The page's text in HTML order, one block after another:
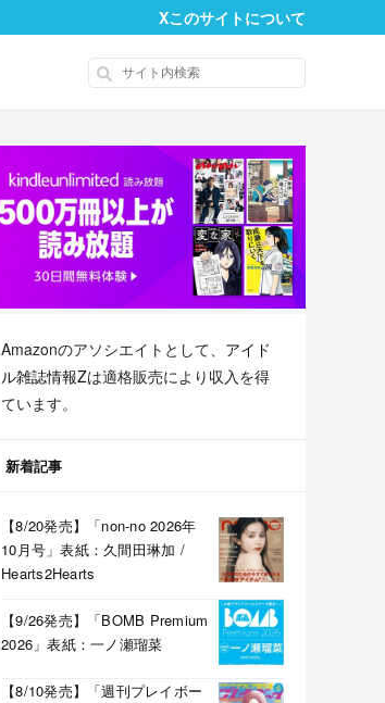
Xこのサイトについて
Amazonのアソシエイトとして、 アイド
ル雑誌情報Zは適格販売により収入を得
ています。
新着記事
【8/20発売】「non-no 2026年
10月号」表紙：久間田琳加 /
Hearts2Hearts
【9/26発売】「BOMB Premium
2026」表紙：一ノ瀬瑠菜
【8/10発売】「週刊プレイボー